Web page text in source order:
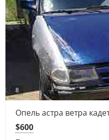
8
Опель астра ветра
$600